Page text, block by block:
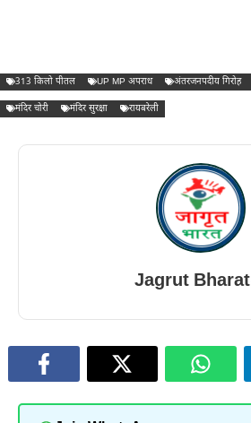
313 किलो पीतल UP MP अपराध अंतरजनपदीय गिरोह
मंदिर चोरी मंदिर सुरक्षा रायबरेली
Jagrut Bharat